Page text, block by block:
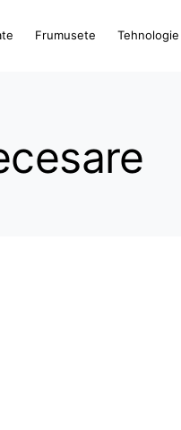
Frumusete Tehnologie